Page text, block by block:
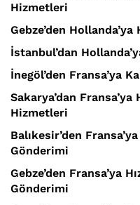
Hizmetleri
Gebze’den
İstanbul’dan
İnegöl’den Fransa’ya
Sakarya’dan
Hizmetleri
Balıkesir’den
Gönderimi
Gebze’den Fransa’ya
Gönderimi